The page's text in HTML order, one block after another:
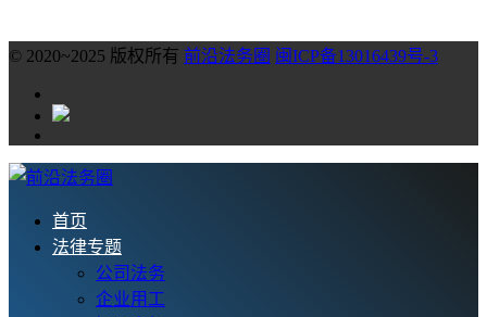
© 2020~2025 版权所有 前沿法务圈 闽ICP备13016439号-3
首页
法律专题
公司法务
企业用工